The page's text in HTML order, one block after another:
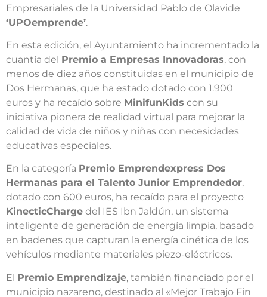
Empresariales de la Universidad Pablo de Olavide
‘UPOemprende’.
En esta edición, el Ayuntamiento ha incrementado la
cuantía del Premio a Empresas Innovadoras, con
menos de diez años constituidas en el municipio de
Dos Hermanas, que ha estado dotado con 1.900
euros y ha recaído sobre MinifunKids con su
iniciativa pionera de realidad virtual para mejorar la
calidad de vida de niños y niñas con necesidades
educativas especiales.
En la categoría Premio Emprendexpress Dos
Hermanas para el Talento Junior Emprendedor,
dotado con 600 euros, ha recaído para el proyecto
KinecticCharge del IES Ibn Jaldún, un sistema
inteligente de generación de energía limpia, basado
en badenes que capturan la energía cinética de los
vehículos mediante materiales piezo-eléctricos.
El Premio Emprendizaje, también financiado por el
municipio nazareno, destinado al «Mejor Trabajo Fin